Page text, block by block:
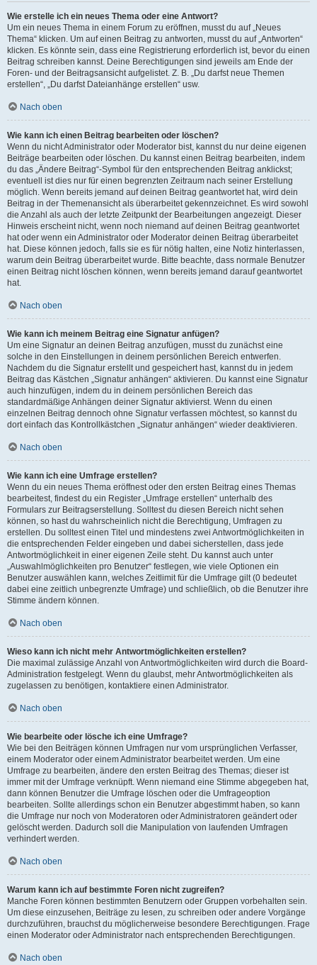
Wie erstelle ich ein neues Thema oder eine Antwort?
Um ein neues Thema in einem Forum zu eröffnen, musst du auf „Neues
Thema“ klicken. Um auf einen Beitrag zu antworten, musst du auf „Antworten“
klicken. Es könnte sein, dass eine Registrierung erforderlich ist, bevor du einen
Beitrag schreiben kannst. Deine Berechtigungen sind jeweils am Ende der
Foren- und der Beitragsansicht aufgelistet. Z. B. „Du darfst neue Themen
erstellen“, „Du darfst Dateianhänge erstellen“ usw.
Nach oben
Wie kann ich einen Beitrag bearbeiten oder löschen?
Wenn du nicht Administrator oder Moderator bist, kannst du nur deine eigenen
Beiträge bearbeiten oder löschen. Du kannst einen Beitrag bearbeiten, indem
du das „Ändere Beitrag“-Symbol für den entsprechenden Beitrag anklickst;
eventuell ist dies nur für einen begrenzten Zeitraum nach seiner Erstellung
möglich. Wenn bereits jemand auf deinen Beitrag geantwortet hat, wird dein
Beitrag in der Themenansicht als überarbeitet gekennzeichnet. Es wird sowohl
die Anzahl als auch der letzte Zeitpunkt der Bearbeitungen angezeigt. Dieser
Hinweis erscheint nicht, wenn noch niemand auf deinen Beitrag geantwortet
hat oder wenn ein Administrator oder Moderator deinen Beitrag überarbeitet
hat. Diese können jedoch, falls sie es für nötig halten, eine Notiz hinterlassen,
warum dein Beitrag überarbeitet wurde. Bitte beachte, dass normale Benutzer
einen Beitrag nicht löschen können, wenn bereits jemand darauf geantwortet
hat.
Nach oben
Wie kann ich meinem Beitrag eine Signatur anfügen?
Um eine Signatur an deinen Beitrag anzufügen, musst du zunächst eine
solche in den Einstellungen in deinem persönlichen Bereich entwerfen.
Nachdem du die Signatur erstellt und gespeichert hast, kannst du in jedem
Beitrag das Kästchen „Signatur anhängen“ aktivieren. Du kannst eine Signatur
auch hinzufügen, indem du in deinem persönlichen Bereich das
standardmäßige Anhängen deiner Signatur aktivierst. Wenn du einen
einzelnen Beitrag dennoch ohne Signatur verfassen möchtest, so kannst du
dort einfach das Kontrollkästchen „Signatur anhängen“ wieder deaktivieren.
Nach oben
Wie kann ich eine Umfrage erstellen?
Wenn du ein neues Thema eröffnest oder den ersten Beitrag eines Themas
bearbeitest, findest du ein Register „Umfrage erstellen“ unterhalb des
Formulars zur Beitragserstellung. Solltest du diesen Bereich nicht sehen
können, so hast du wahrscheinlich nicht die Berechtigung, Umfragen zu
erstellen. Du solltest einen Titel und mindestens zwei Antwortmöglichkeiten in
die entsprechenden Felder eingeben und dabei sicherstellen, dass jede
Antwortmöglichkeit in einer eigenen Zeile steht. Du kannst auch unter
„Auswahlmöglichkeiten pro Benutzer“ festlegen, wie viele Optionen ein
Benutzer auswählen kann, welches Zeitlimit für die Umfrage gilt (0 bedeutet
dabei eine zeitlich unbegrenzte Umfrage) und schließlich, ob die Benutzer ihre
Stimme ändern können.
Nach oben
Wieso kann ich nicht mehr Antwortmöglichkeiten erstellen?
Die maximal zulässige Anzahl von Antwortmöglichkeiten wird durch die Board-
Administration festgelegt. Wenn du glaubst, mehr Antwortmöglichkeiten als
zugelassen zu benötigen, kontaktiere einen Administrator.
Nach oben
Wie bearbeite oder lösche ich eine Umfrage?
Wie bei den Beiträgen können Umfragen nur vom ursprünglichen Verfasser,
einem Moderator oder einem Administrator bearbeitet werden. Um eine
Umfrage zu bearbeiten, ändere den ersten Beitrag des Themas; dieser ist
immer mit der Umfrage verknüpft. Wenn niemand eine Stimme abgegeben hat,
dann können Benutzer die Umfrage löschen oder die Umfrageoption
bearbeiten. Sollte allerdings schon ein Benutzer abgestimmt haben, so kann
die Umfrage nur noch von Moderatoren oder Administratoren geändert oder
gelöscht werden. Dadurch soll die Manipulation von laufenden Umfragen
verhindert werden.
Nach oben
Warum kann ich auf bestimmte Foren nicht zugreifen?
Manche Foren können bestimmten Benutzern oder Gruppen vorbehalten sein.
Um diese einzusehen, Beiträge zu lesen, zu schreiben oder andere Vorgänge
durchzuführen, brauchst du möglicherweise besondere Berechtigungen. Frage
einen Moderator oder Administrator nach entsprechenden Berechtigungen.
Nach oben